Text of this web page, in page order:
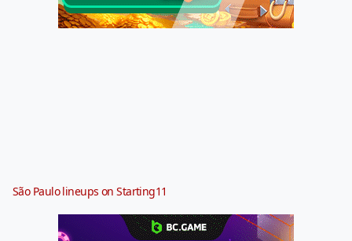
São Paulo lineups on Starting11